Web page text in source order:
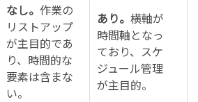
なし。 作業の
リストアップ
が主目的であ
り、時間的な
要素は含まな
い。
あり。 横軸が
時間軸となっ
ており、スケ
ジュール管理
が主目的。